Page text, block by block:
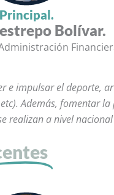
Principal.
Bolívar.
e impulsar el deporte,
Además, fomentar
realizan a nivel